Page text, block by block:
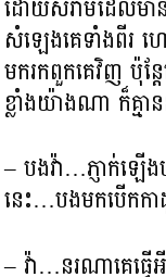
សំឡេងគេទាំងពីរ ហ
មករកពួកគេវិញ ប៉ុន្
ខ្លាំងយ៉ាងណា ក៏គ្ម
– បងវ៉ា…ភ្ញាក់ឡើង
នេះ…បងមកបើកក
– វ៉ា…នរណាគេធ្វើ